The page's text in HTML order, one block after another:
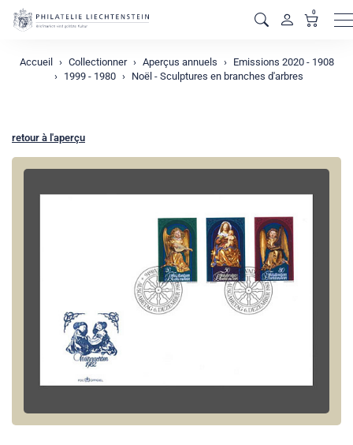
0
Accueil Collectionner Aperçus annuels
Emissions 2020 - 1908
1999 - 1980
Noël - Sculptures en branches d'arbres
retour à l'aperçu